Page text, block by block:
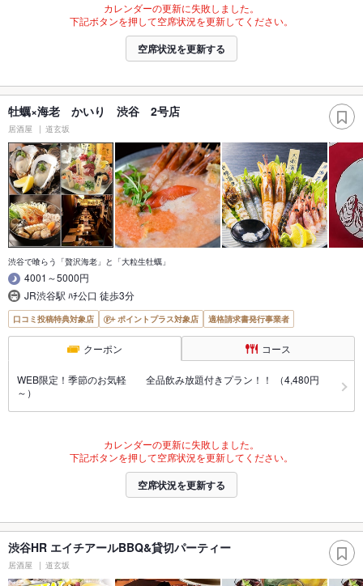
カレンダーの更新に失敗しました。
下記ボタンを押して空席状況を更新してください。
空席状況を更新する
牡蠣×海老 かいり 渋谷 2号店
居酒屋 道玄坂
渋谷で喰らう「贅沢海老」と「大粒生牡蠣」
4001～5000円
JR渋谷駅 ﾊﾁ公口 徒歩3分
口コミ投稿特典対象店 ポイントプラス対象店 適格請求書発行事業者
クーポン コース
WEB限定！季節のお気軽 全品飲み放題付きプラン！！ （4,480円
～）
カレンダーの更新に失敗しました。
下記ボタンを押して空席状況を更新してください。
空席状況を更新する
渋谷HR エイチアールBBQ&貸切パーティー
居酒屋 道玄坂